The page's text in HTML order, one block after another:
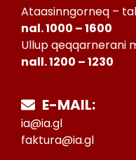
Ataasinngorneq –
nal. 1000 – 1600
Ullup qeqqarnerani
nall. 1200 – 1230
E-MAIL:
ia@ia.gl
faktura@ia.gl